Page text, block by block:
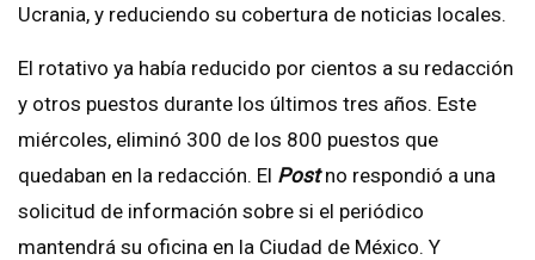
Ucrania, y reduciendo su cobertura de noticias locales.
El rotativo ya había reducido por cientos a su redacción
y otros puestos durante los últimos tres años. Este
miércoles, eliminó 300 de los 800 puestos que
quedaban en la redacción. El Postno respondió a una
solicitud de información sobre si el periódico
mantendrá su oficina en la Ciudad de México. Y